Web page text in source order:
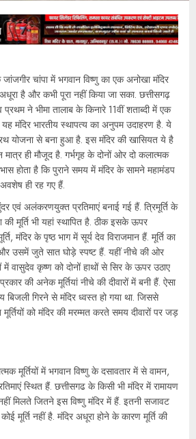
चांपा में भगवान विष्‍णु का एक अनोखा मंदिर
है और कभी पूरा नहीं किया जा सका. छत्तीसगढ़
ने भीमा तालाब के किनारे 11वीं शताब्दी में एक
यह मंदिर भारतीय स्थापत्य का अनुपम उदाहरण है. ये
योजना से बना हुआ है. इस मंदिर की खासियत ये है
मात्र ही मौजूद है. गर्भगृह के दोनों ओर दो कलात्मक
होता है कि पुराने समय में मंदिर के सामने महामंडप
ही रह गए हैं.
एवं अलंकरणयुक्त प्रतिमाएं बनाई गई हैं. त्रिमूर्ति के
मूर्ति भी यहां स्‍थापित है. ठीक इसके ऊपर
मंदिर के पृष्ठ भाग में सूर्य देव विराजमान हैं. मूर्ति का
उसमें जुते सात घोड़े स्पष्ट हैं. यहीं नीचे की ओर
वासुदेव कृष्ण को दोनों हाथों से सिर के ऊपर उठाए
की अनेक मूर्तियां नीचे की दीवारों में बनी हैं. ऐसा
बिजली गिरने से मंदिर ध्वस्त हो गया था. जिससे
मूर्तियों को मंदिर की मरम्मत करते समय दीवारों पर जड़
मूर्तियों में भगवान विष्णु के दसावतार में से वामन,
स्‍थित हैं. छत्तीसगढ के किसी भी मंदिर में रामायण
मिलते जितने इस विष्णु मंदिर में हैं. इतनी सजावट
मूर्ति नहीं है. मंदिर अधूरा होने के कारण मूर्ति की